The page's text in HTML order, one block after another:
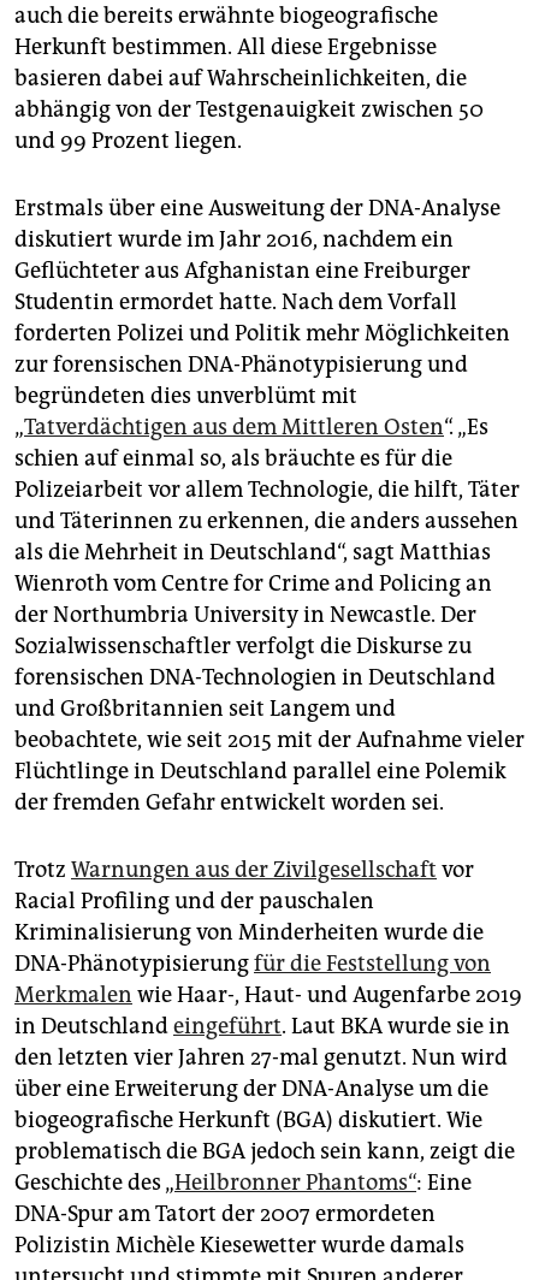
auch die bereits erwähnte biogeografische
Herkunft bestimmen. All diese Ergebnisse
basieren dabei auf Wahrscheinlichkeiten, die
abhängig von der Testgenauigkeit zwischen 50
und 99 Prozent liegen.
Erstmals über eine Ausweitung der DNA-Analyse
diskutiert wurde im Jahr 2016, nachdem ein
Geflüchteter aus Afghanistan eine Freiburger
Studentin ermordet hatte. Nach dem Vorfall
forderten Polizei und Politik mehr Möglichkeiten
zur forensischen DNA-Phänotypisierung und
begründeten dies unverblümt mit
„Tatverdächtigen aus dem Mittleren Osten“. „Es
schien auf einmal so, als bräuchte es für die
Polizeiarbeit vor allem Technologie, die hilft, Täter
und Täterinnen zu erkennen, die anders aussehen
als die Mehrheit in Deutschland“, sagt Matthias
Wienroth vom Centre for Crime and Policing an
der Northumbria University in Newcastle. Der
Sozialwissenschaftler verfolgt die Diskurse zu
forensischen DNA-Technologien in Deutschland
und Großbritannien seit Langem und
beobachtete, wie seit 2015 mit der Aufnahme vieler
Flüchtlinge in Deutschland parallel eine Polemik
der fremden Gefahr entwickelt worden sei.
Trotz Warnungen aus der Zivilgesellschaft vor
Racial Profiling und der pauschalen
Kriminalisierung von Minderheiten wurde die
DNA-Phänotypisierungfür die Feststellung von
Merkmalen wie Haar-, Haut- und Augenfarbe 2019
in Deutschlandeingeführt. Laut BKA wurde sie in
den letzten vier Jahren 27-mal genutzt. Nun wird
über eine Erweiterung der DNA-Analyse um die
biogeografische Herkunft (BGA) diskutiert. Wie
problematisch die BGA jedoch sein kann, zeigt die
Geschichte des „Heilbronner Phantoms“: Eine
DNA-Spur am Tatort der 2007 ermordeten
Polizistin Michèle Kiesewetter wurde damals